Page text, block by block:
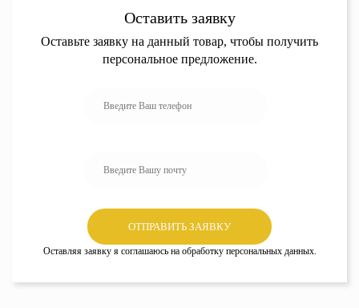
Оставить заявку
Оставьте заявку на данный товар, чтобы получить
персональное предложение.
Оставляя заявку я соглашаюсь на обработку персональных данных.